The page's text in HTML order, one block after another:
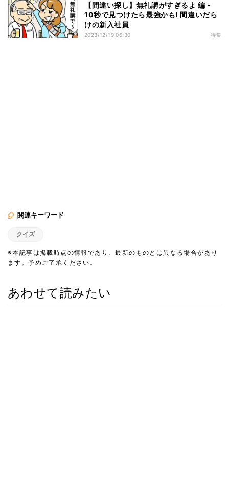
【間違い探し】無礼講がすぎるよ 編 -
10秒で見つけたら最強かも! 間違いだら
けの新入社員
2023/12/19 06:30 特集
関連キーワード
クイズ
※本記事は掲載時点の情報であり、最新のものとは異なる場合があり
ます。予めご了承ください。
あわせて読みたい